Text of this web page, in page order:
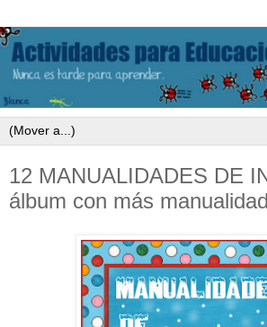
12 MANUALIDADES DE
álbum con más